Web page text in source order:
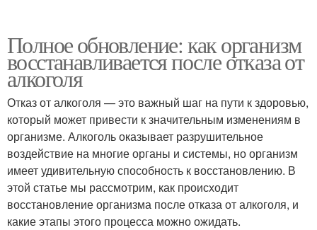
Полное обновление: как организм
восстанавливается после отказа от
алкоголя
Отказ от алкоголя — это важный шаг на пути к здоровью,
который может привести к значительным изменениям в
организме. Алкоголь оказывает разрушительное
воздействие на многие органы и системы, но организм
имеет удивительную способность к восстановлению. В
этой статье мы рассмотрим, как происходит
восстановление организма после отказа от алкоголя, и
какие этапы этого процесса можно ожидать.